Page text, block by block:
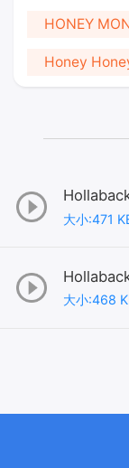
HONEY
Honey
大小:471
大小:468